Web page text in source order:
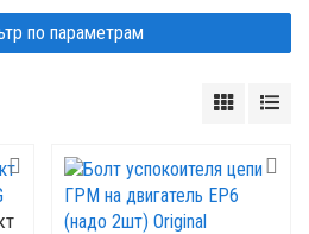
по параметрам